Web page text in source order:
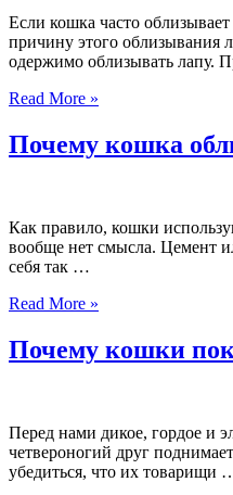
Если кошка часто
причину этого облизывания
одержимо облизывать лапу.
Read More »
Почему кошка
Как правило, кошки
вообще нет смысла. Цемент
себя так …
Read More »
Почему кошки
Перед нами дикое, гордое и
четвероногий друг
убедиться, что их товарищи